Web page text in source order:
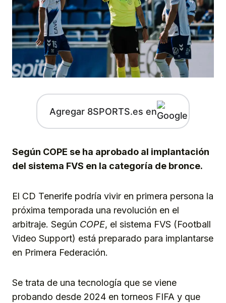
Agregar 8SPORTS.es en
Según COPE se ha aprobado al implantación
del sistema FVS en la categoría de bronce.
El CD Tenerife podría vivir en primera persona la
próxima temporada una revolución en el
arbitraje. Según COPE, el sistema FVS (Football
Video Support) está preparado para implantarse
en Primera Federación.
Se trata de una tecnología que se viene
probando desde 2024 en torneos FIFA y que